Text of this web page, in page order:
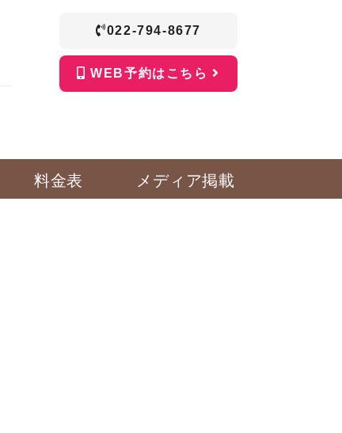
022-794-8677
WEB予約はこちら
料金表 メディア掲載